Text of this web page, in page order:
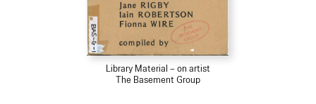
Library Material – on artist
The Basement Group